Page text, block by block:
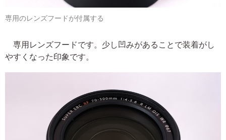
専用のレンズフードが付属する
専用レンズフードです。少し凹みがあることで装着がし
やすくなった印象です。